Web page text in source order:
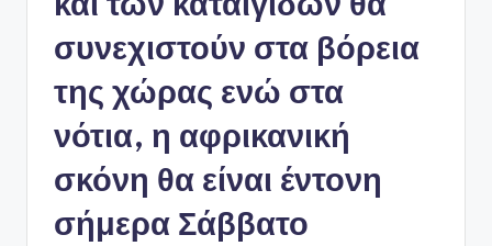
συνεχιστούν στα βόρεια
της χώρας ενώ στα
νότια, η αφρικανική
σκόνη θα είναι έντονη
σήμερα Σάββατο